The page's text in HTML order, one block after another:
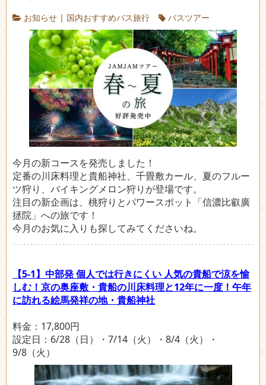
お知らせ | 国内おすすめバス旅行 バスツアー
今月の新コースを発売しました！
定番の川床料理と貴船神社、千畳敷カール、夏のフルー
ツ狩り、バイキングメロン狩りが登場です。
注目の新企画は、桃狩りとパワースポット「信濃比叡廣
拯院」への旅です！
今月のお気に入りも探してみてくださいね。
【5-1】中部発 個人では行きにくい 人気の貴船で涼を愉
しむ！京の奥座敷・貴船の川床料理と12年に一度！午年
に訪れる絵馬発祥の地・貴船神社
料金：17,800円
設定日：6/28（日）・7/14（火）・8/4（火）・
9/8（火）